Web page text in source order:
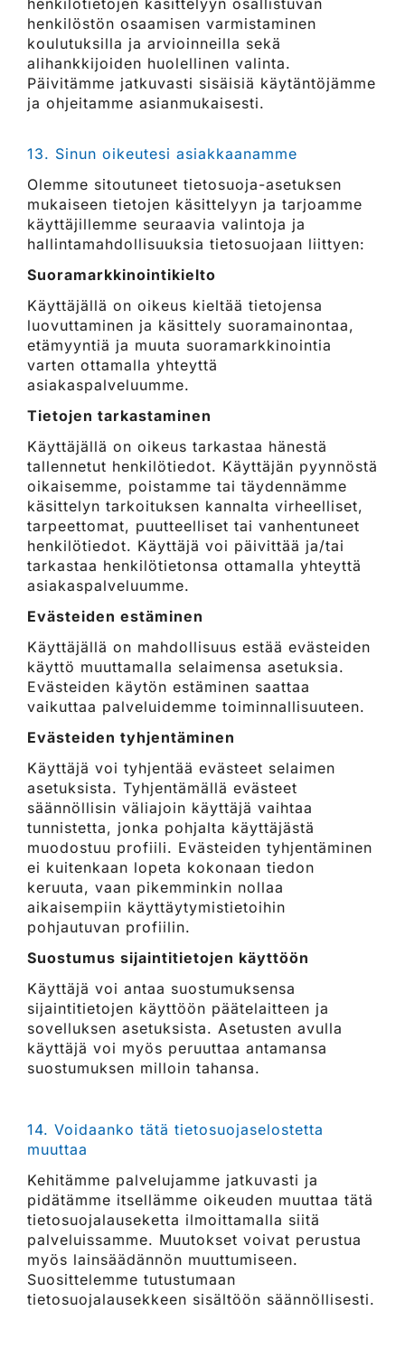
henkilötietojen käsittelyyn osallistuvan
henkilöstön osaamisen varmistaminen
koulutuksilla ja arvioinneilla sekä
alihankkijoiden huolellinen valinta.
Päivitämme jatkuvasti sisäisiä käytäntöjämme
ja ohjeitamme asianmukaisesti.​​​​​​​
13. Sinun oikeutesi asiakkaanamme
Olemme sitoutuneet tietosuoja-asetuksen
mukaiseen tietojen käsittelyyn ja tarjoamme
käyttäjillemme seuraavia valintoja ja
hallintamahdollisuuksia tietosuojaan liittyen:
Suoramarkkinointikielto
Käyttäjällä on oikeus kieltää tietojensa
luovuttaminen ja käsittely suoramainontaa,
etämyyntiä ja muuta suoramarkkinointia
varten ottamalla yhteyttä
asiakaspalveluumme.
Tietojen tarkastaminen
Käyttäjällä on oikeus tarkastaa hänestä
tallennetut henkilötiedot. Käyttäjän pyynnöstä
oikaisemme, poistamme tai täydennämme
käsittelyn tarkoituksen kannalta virheelliset,
tarpeettomat, puutteelliset tai vanhentuneet
henkilötiedot. Käyttäjä voi päivittää ja/tai
tarkastaa henkilötietonsa ottamalla yhteyttä
asiakaspalveluumme.
Evästeiden estäminen
Käyttäjällä on mahdollisuus estää evästeiden
käyttö muuttamalla selaimensa asetuksia.
Evästeiden käytön estäminen saattaa
vaikuttaa palveluidemme toiminnallisuuteen.
Evästeiden tyhjentäminen
Käyttäjä voi tyhjentää evästeet selaimen
asetuksista. Tyhjentämällä evästeet
säännöllisin väliajoin käyttäjä vaihtaa
tunnistetta, jonka pohjalta käyttäjästä
muodostuu profiili. Evästeiden tyhjentäminen
ei kuitenkaan lopeta kokonaan tiedon
keruuta, vaan pikemminkin nollaa
aikaisempiin käyttäytymistietoihin
pohjautuvan profiilin.
Suostumus sijaintitietojen käyttöön
Käyttäjä voi antaa suostumuksensa
sijaintitietojen käyttöön päätelaitteen ja
sovelluksen asetuksista. Asetusten avulla
käyttäjä voi myös peruuttaa antamansa
suostumuksen milloin tahansa.
14. Voidaanko tätä tietosuojaselostetta
muuttaa
Kehitämme palvelujamme jatkuvasti ja
pidätämme itsellämme oikeuden muuttaa tätä
tietosuojalauseketta ilmoittamalla siitä
palveluissamme. Muutokset voivat perustua
myös lainsäädännön muuttumiseen.
Suosittelemme tutustumaan
tietosuojalausekkeen sisältöön säännöllisesti.